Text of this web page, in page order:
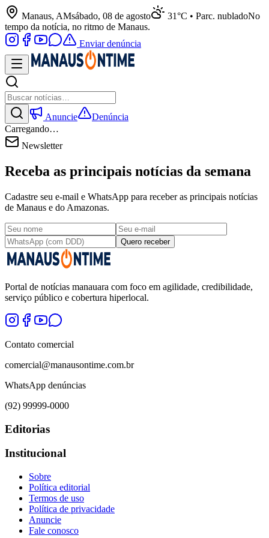
Manaus, AMsábado, 08 de agosto 31°C • Parc. nubladoNo
tempo da notícia, no ritmo de Manaus.
Enviar denúncia
Anuncie
Denúncia
Carregando…
Newsletter
Receba as principais notícias da semana
Cadastre seu e-mail e WhatsApp para receber as principais notícias
de Manaus e do Amazonas.
Quero receber
Portal de notícias manauara com foco em agilidade, credibilidade,
serviço público e cobertura hiperlocal.
Contato comercial
comercial@manausontime.com.br
WhatsApp denúncias
(92) 99999-0000
Editorias
Institucional
Sobre
Política editorial
Termos de uso
Política de privacidade
Anuncie
Fale conosco